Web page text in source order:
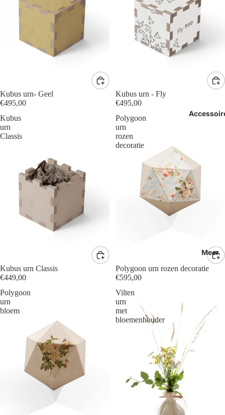
Meer
Kubus urn- Geel
€495,00
Kubus urn - Fly
€495,00
Kubus
urn
Classis
Kubus urn Classis
€449,00
Polygoon
urn
rozen
decoratie
Polygoon urn rozen decoratie
€595,00
Polygoon
urn
bloem
Vilten
urn
met
bloemenhouder